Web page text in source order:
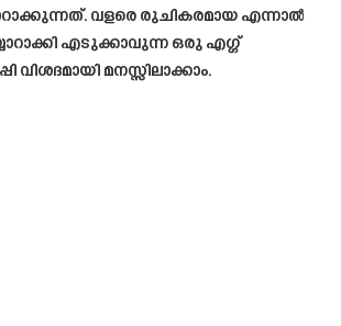
വളരെ രുചികരമായ എന്നാൽ
എടുക്കാവുന്ന ഒരു എഗ്ഗ്
വിശദമായി മനസ്സിലാക്കാം.